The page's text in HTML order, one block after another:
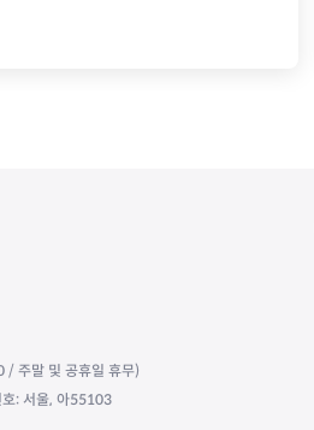
주말 및 공휴일 휴무)
호: 서울, 아55103